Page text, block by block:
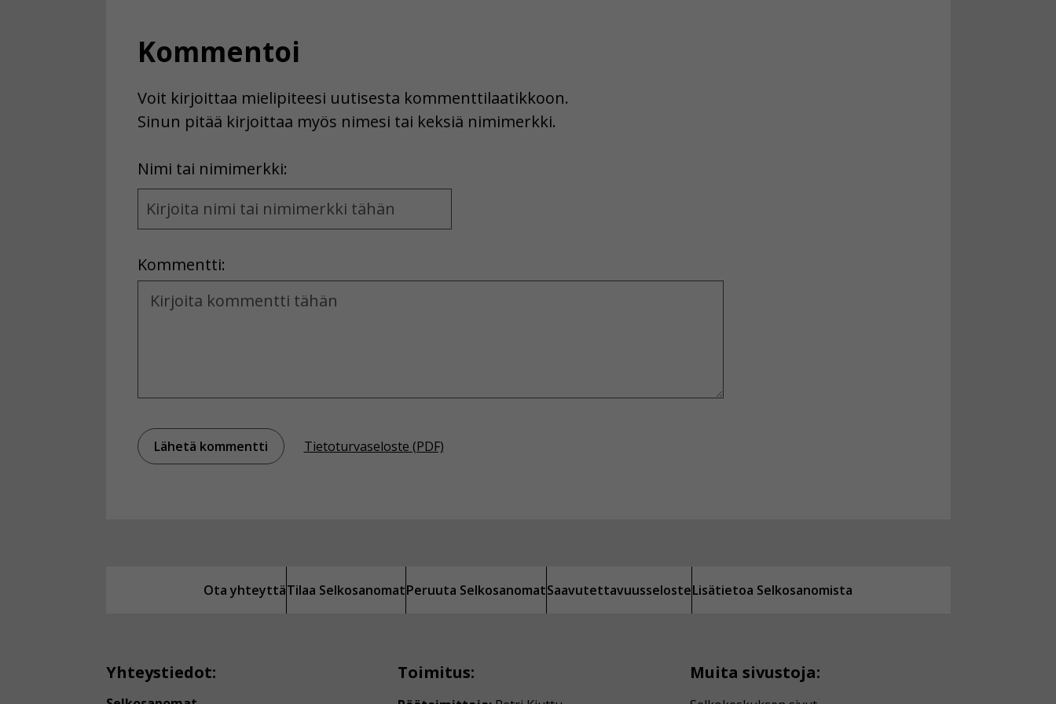
Kommentoi
Voit kirjoittaa mielipiteesi uutisesta kommenttilaatikkoon.
Sinun pitää kirjoittaa myös nimesi tai keksiä nimimerkki.
Nimi tai nimimerkki:
Name
and
Kommentti:
Kommentti
Tietoturvaseloste (PDF)
Ota yhteyttäTilaa SelkosanomatPeruuta SelkosanomatSaavutettavuusselosteLisätietoa Selkosanomista
Yhteystiedot: Toimitus: Muita sivustoja: